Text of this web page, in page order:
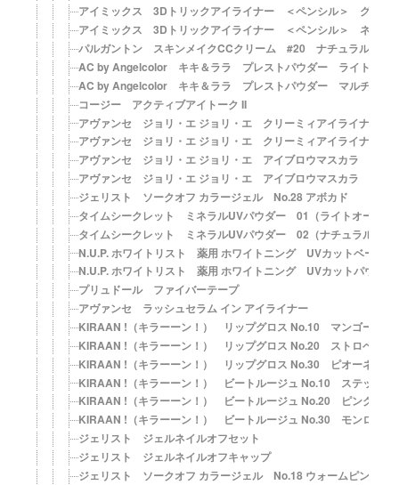
アイミックス 3Dトリックアイライナー ＜ペンシル＞ グロッ
アイミックス 3Dトリックアイライナー ＜ペンシル＞ ネイビ
パルガントン スキンメイクCCクリーム #20 ナチュラルベー
AC by Angelcolor キキ＆ララ プレストパウダー ライトナチ
AC by Angelcolor キキ＆ララ プレストパウダー マルチナチ
コージー アクティブアイトーク II
アヴァンセ ジョリ・エ ジョリ・エ クリーミィアイライナー〈
アヴァンセ ジョリ・エ ジョリ・エ クリーミィアイライナー〈
アヴァンセ ジョリ・エ ジョリ・エ アイブロウマスカラ ＜ナ
アヴァンセ ジョリ・エ ジョリ・エ アイブロウマスカラ ＜ア
ジェリスト ソークオフ カラージェル No.28 アボカド
タイムシークレット ミネラルUVパウダー 01（ライトオークル
タイムシークレット ミネラルUVパウダー 02（ナチュラルオー
N.U.P. ホワイトリスト 薬用 ホワイトニング UVカットベースＮ
N.U.P. ホワイトリスト 薬用 ホワイトニング UVカットパウダー
プリュドール ファイバーテープ
アヴァンセ ラッシュセラム イン アイライナー
KIRAAN !（キラーーン！） リップグロス No.10 マンゴー
KIRAAN !（キラーーン！） リップグロス No.20 ストロベリー
KIRAAN !（キラーーン！） リップグロス No.30 ピオーネ
KIRAAN !（キラーーン！） ビートルージュ No.10 ステップオ
KIRAAN !（キラーーン！） ビートルージュ No.20 ピンクウィ
KIRAAN !（キラーーン！） ビートルージュ No.30 モンローレ
ジェリスト ジェルネイルオフセット
ジェリスト ジェルネイルオフキャップ
ジェリスト ソークオフ カラージェル No.18 ウォームピンク